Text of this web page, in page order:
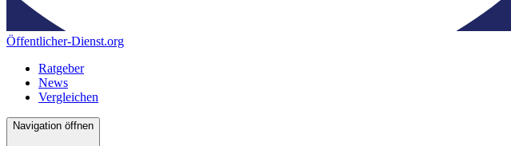
Öffentlicher-Dienst.org
Ratgeber
News
Vergleichen
Navigation öffnen